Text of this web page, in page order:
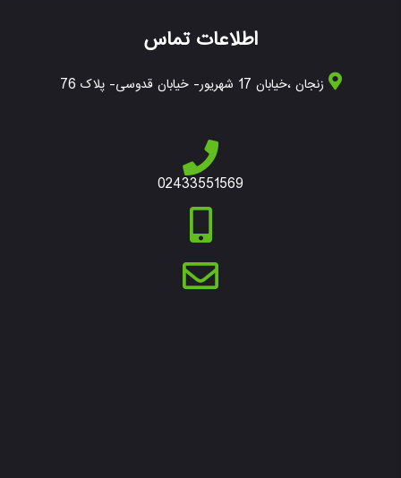
اطلاعات تماس
زنجان ،خیابان 17 شهریور- خیابان قدوسی- پلاک 76
02433551569